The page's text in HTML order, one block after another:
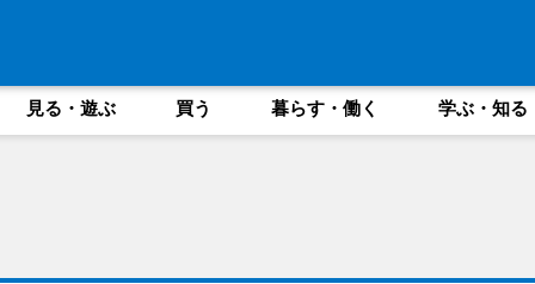
見る・遊ぶ 買う 暮らす・働く 学ぶ・知る